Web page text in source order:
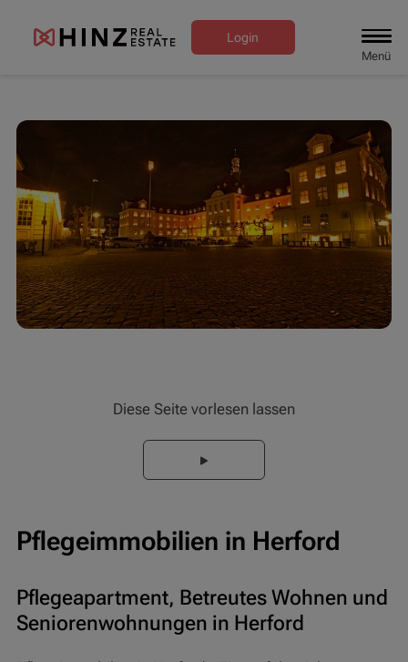
Login
Diese Seite vorlesen lassen
Pflegeimmobilien in Herford
Pflegeapartment, Betreutes Wohnen und
Seniorenwohnungen in Herford